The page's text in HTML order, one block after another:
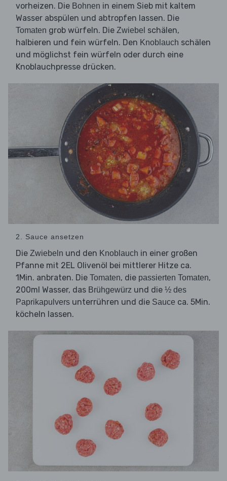
vorheizen. Die Bohnen in einem Sieb mit kaltem
Wasser abspülen und abtropfen lassen. Die
Tomaten grob würfeln. Die Zwiebel schälen,
halbieren und fein würfeln. Den Knoblauch schälen
und möglichst fein würfeln oder durch eine
Knoblauchpresse drücken.
2. Sauce ansetzen
Die Zwiebeln und den Knoblauch in einer großen
Pfanne mit 2EL Olivenöl bei mittlerer Hitze ca.
1Min. anbraten. Die Tomaten, die passierten Tomaten,
200ml Wasser, das Brühgewürz und die ½ des
Paprikapulvers unterrühren und die Sauce ca. 5Min.
köcheln lassen.